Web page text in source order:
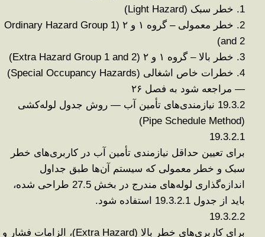
1.
خطر سبک (Light Hazard)
2. خطر معمولی – گروه ۱ و ۲ (Ordinary Hazard Group 1
and 2)
3. خطر بالا – گروه ۱ و ۲ (Extra Hazard Group 1 and 2)
4. خطرات خاص اشغالی (Special Occupancy Hazards)
— مراجعه شود به فصل ۲۶
19.3.2 نیازمندی‌های تأمین آب — روش جدول لوله‌کشی
(Pipe Schedule Method)
19.3.2.1
برای تعیین حداقل نیازمندی تأمین آب در کاربری‌های خطر
سبک و خطر معمولی که سیستم آن‌ها طبق جداول
اندازه‌گذاری لوله‌های مندرج در بخش 27.5
طراحی شده،
باید از جدول 19.3.2.1 استفاده شود.
19.3.2.2
برای کاربری‌های خطر بالا (Extra Hazard) ، الزامات فشار و